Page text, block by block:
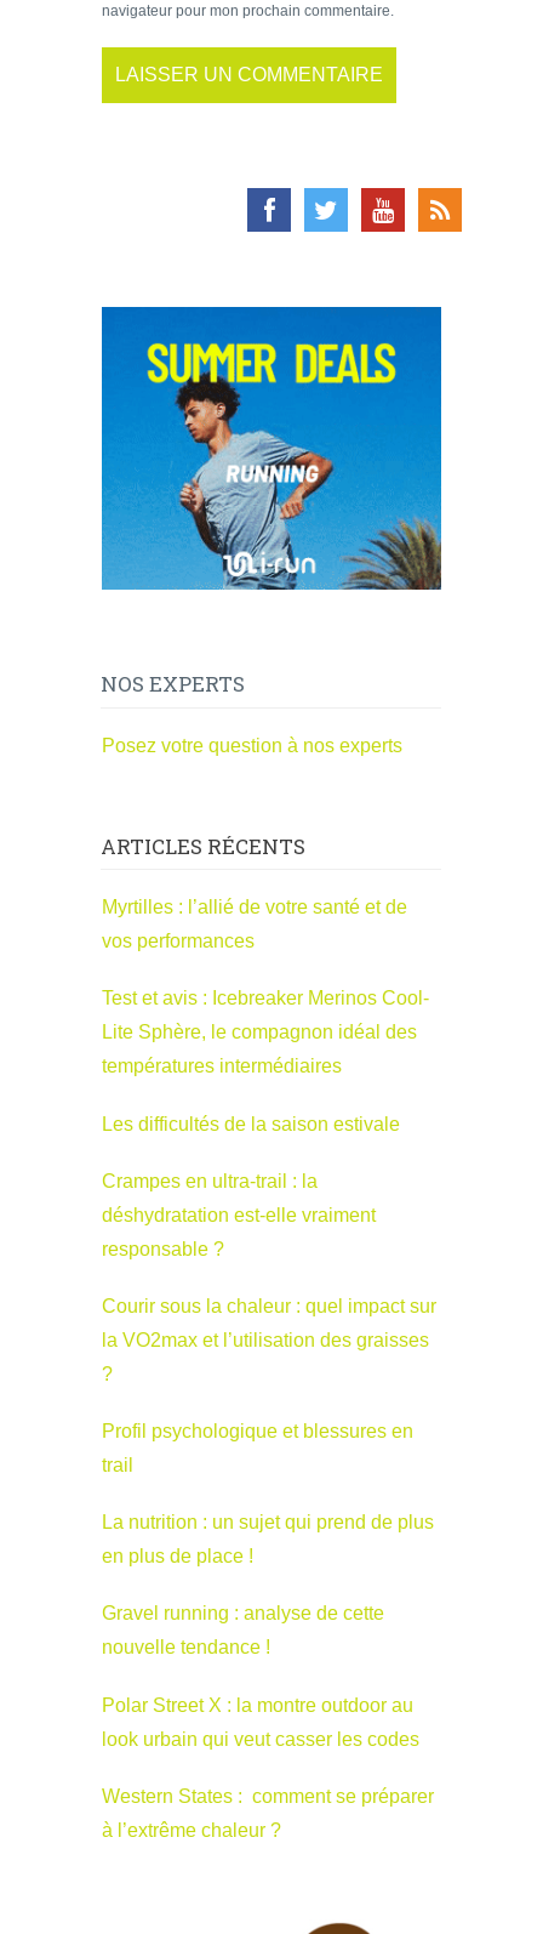
navigateur pour mon prochain commentaire.
NOS EXPERTS
Posez votre question à nos experts
ARTICLES RÉCENTS
Myrtilles : l’allié de votre santé et de
vos performances
Test et avis : Icebreaker Merinos Cool-
Lite Sphère, le compagnon idéal des
températures intermédiaires
Les difficultés de la saison estivale
Crampes en ultra-trail : la
déshydratation est-elle vraiment
responsable ?
Courir sous la chaleur : quel impact sur
la VO2max et l’utilisation des graisses
?
Profil psychologique et blessures en
trail
La nutrition : un sujet qui prend de plus
en plus de place !
Gravel running : analyse de cette
nouvelle tendance !
Polar Street X : la montre outdoor au
look urbain qui veut casser les codes
Western States : comment se préparer
à l’extrême chaleur ?